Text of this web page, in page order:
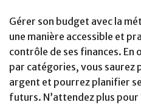
Gérer son budget avec la
une manière accessible et
contrôle de ses finances. En
par catégories, vous saurez
argent et pourrez planifier
futurs. N’attendez plus